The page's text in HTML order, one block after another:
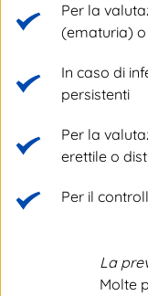
Per la
(ematuria)
In caso di
persistenti
Per la
erettile o
Per il
La
Molte